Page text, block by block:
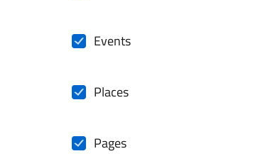
Events
Places
Pages